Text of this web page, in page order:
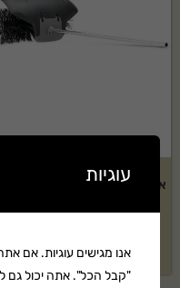
בקשה להצעת מחיר
עוגיות
אנו מגישים עוגיות. אם
"קבל הכל". אתה יכול גם